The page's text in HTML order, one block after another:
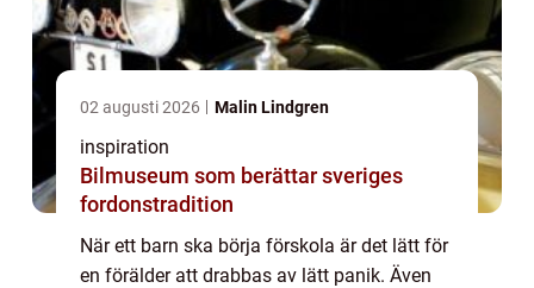
02 augusti 2026 Malin Lindgren
inspiration
Bilmuseum som berättar sveriges
fordonstradition
När ett barn ska börja förskola är det lätt för
en förälder att drabbas av lätt panik. Även